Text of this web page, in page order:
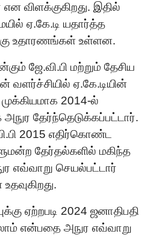
என விளக்குகிறது. இதில்
ஏ.கே.டி யதார்த்த
உதாரணங்கள் உள்ளன.
ஜே.வி.பி மற்றும் தேசிய
வளர்ச்சியில் ஏ.கே.டியின்
2014-ல்
தேர்ந்தெடுக்கப்பட்டார்.
2015 எதிர்கொண்ட
தேர்தல்களில் மகிந்த
எவ்வாறு செயல்பட்டார்
ஏற்றபடி 2024 ஜனாதிபதி
என்பதை அநுர எவ்வாறு